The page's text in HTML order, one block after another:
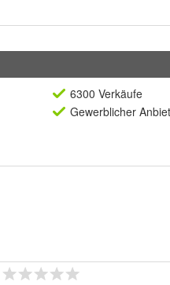
6300 Verkäufe
Gewerblicher